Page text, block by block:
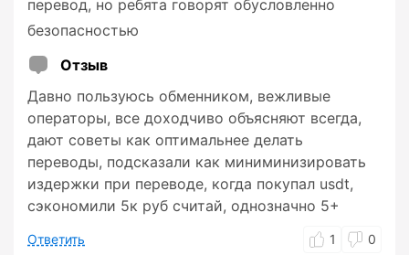
перевод, но ребята говорят обусловленно
безопасностью
Отзыв
Давно пользуюсь обменником, вежливые
операторы, все доходчиво объясняют всегда,
дают советы как оптимальнее делать
переводы, подсказали как миниминизировать
издержки при переводе, когда покупал usdt,
сэкономили 5к руб считай, однозначно 5+
Ответить 1 0